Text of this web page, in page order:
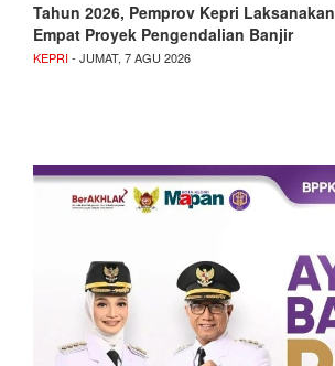
Tahun 2026, Pemprov Kepri Laksanakan
Empat Proyek Pengendalian Banjir
KEPRI- JUMAT, 7 AGU 2026